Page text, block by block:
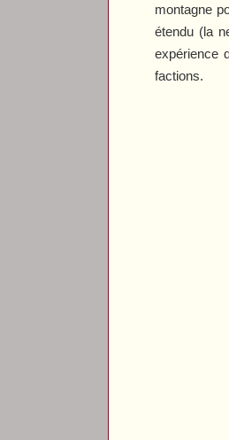
montagne
étendu (la
expérience
factions.